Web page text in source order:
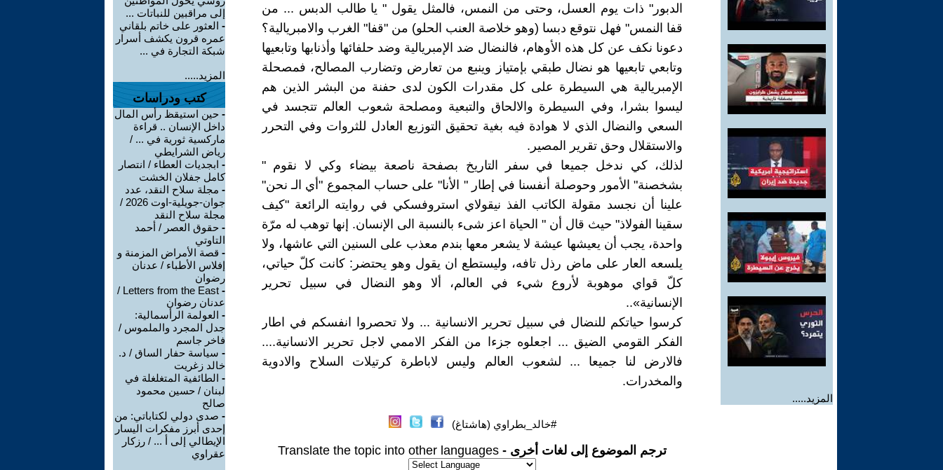
المزيد.....
الدبور" ذات يوم العسل، وحتى من النمس، فالمثل يقول " يا طالب الدبس ... من
قفا النمس" فهل نتوقع دبسا (وهو خلاصة العنب الحلو) من "قفا" الغرب والامبريالية؟
دعونا نكف عن كل هذه الأوهام، فالنضال ضد الإمبريالية وضد حلفائها وأذنابها وتابعيها
وتابعي تابعيها هو نضال طبقي بإمتياز وينبع من تعارض وتضارب المصالح، فمصحلة
الإمبريالية هي السيطرة على كل مقدرات الكون لدى حفنة من البشر الذين هم
ليسوا بشرا، وفي السيطرة والالحاق والتبعية ومصلحة شعوب العالم تتجسد في
السعي والنضال الذي لا هوادة فيه بغية تحقيق التوزيع العادل للثروات وفي التحرر
والاستقلال وحق تقرير المصير.
لذلك، كي ندخل جميعا في سفر التاريخ بصفحة ناصعة بيضاء وكي لا نقوم "
بشخصنة" الأمور وحوصلة أنفسنا في إطار " الأنا" على حساب المجموع "أي الـ نحن"
علينا أن نجسد مقولة الكاتب الفذ نيقولاي استروفسكي في روايته الرائعة "كيف
سقينا الفولاذ" حيث قال أن " الحياة اعز شىء بالنسبة الى الإنسان. إنها توهب له مرّة
واحدة، يجب أن يعيشها عيشة لا يشعر معها بندم معذب على السنين التي عاشها، ولا
يلسعه العار على ماض رذل تافه، وليستطع ان يقول وهو يحتضر: كانت كلّ حياتي،
كلّ قواي موهوبة لأروع شيء في العالم، ألا وهو النضال في سبيل تحرير
الإنسانية»..
كرسوا حياتكم للنضال في سبيل تحرير الانسانية ... ولا تحصروا انفسكم في اطار
الفكر القومي الضيق ... اجعلوه جزءا من الفكر الاممي لاجل تحرير الانسانية....
فالارض لنا جميعا ... لشعوب العالم وليس لاباطرة كرتيلات السلاح والادوية
والمخدرات.
#خالد_بطراوي (هاشتاغ)
ترجم الموضوع إلى لغات أخرى - Translate the topic into other languages
إلى مراقبين للنباتات ...
- العثور على خاتم بلقاني
عمره قرون يكشف أسرار
شبكة التجارة في ...
المزيد.....
كتب ودراسات
- حين استيقظ رأس المال
داخل الإنسان .. قراءة
ماركسية ثورية في ... /
رياض الشرايطي
- ابجديات العطاء / انتصار
كامل جفلان الخشت
- مجلة سلاح النقد، عدد
جوان-جويلية-اوت 2026 /
مجلة سلاح النقد
- حقوق العصر / أحمد
التاوتي
- قصة الأمراض المزمنة و
إفلاس الأطباء / عدنان
رضوان
-
Letters from the East /
عدنان رضوان
- العولمة الرأسمالية:
جدل المجرد والملموس /
فاخر جاسم
- سياسة حفار الساق / د.
خالد زغريت
- الطائفية المتغلغلة في
لبنان / حسين محمود
صالح
- صدى دولي لكتاباتي: من
إحدى أبرز مفكرات اليسار
الإيطالي إلى أ ... / رزكار
عقراوي